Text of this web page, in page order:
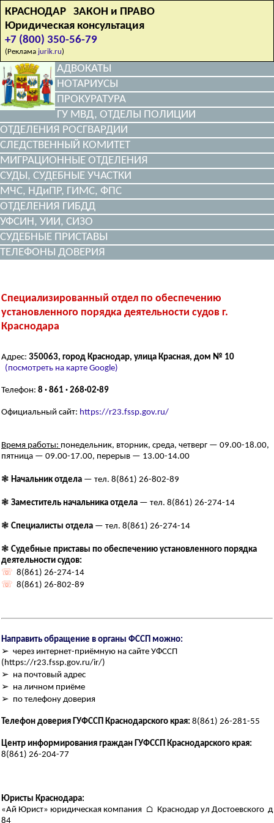
КРАСНОДАР ЗАКОН и ПРАВО
Юридическая консультация
+7 (800) 350-56-79
(Реклама jurik.ru)
АДВОКАТЫ
НОТАРИУСЫ
ПРОКУРАТУРА
ГУ МВД, ОТДЕЛЫ ПОЛИЦИИ
ОТДЕЛЕНИЯ РОСГВАРДИИ
СЛЕДСТВЕННЫЙ КОМИТЕТ
МИГРАЦИОННЫЕ ОТДЕЛЕНИЯ
СУДЫ, СУДЕБНЫЕ УЧАСТКИ
МЧС, НДиПР, ГИМС, ФПС
ОТДЕЛЕНИЯ ГИБДД
УФСИН, УИИ, СИЗО
СУДЕБНЫЕ ПРИСТАВЫ
ТЕЛЕФОНЫ ДОВЕРИЯ
Специализированный отдел по обеспечению
установленного порядка деятельности судов г.
Краснодара
Адрес: 350063, город Краснодар, улица Красная, дом № 10
(посмотреть на карте Google)
Телефон: 8 · 861 · 268·02·89
Официальный сайт: https://r23.fssp.gov.ru/
Время работы: понедельник, вторник, среда, четверг — 09.00-18.00,
пятница — 09.00-17.00, перерыв — 13.00-14.00
❃ Начальник отдела — тел. 8(861) 26-802-89
❃ Заместитель начальника отдела — тел. 8(861) 26-274-14
❃ Специалисты отдела — тел. 8(861) 26-274-14
❃ Судебные приставы по обеспечению установленного порядка
деятельности судов:
☏ 8(861) 26-274-14
☏ 8(861) 26-802-89
Направить обращение в органы ФССП можно:
➢ через интернет-приёмную на сайте УФССП
(https://r23.fssp.gov.ru/ir/)
➢ на почтовый адрес
➢ на личном приёме
➢ по телефону доверия
Телефон доверия ГУФССП Краснодарского края: 8(861) 26-281-55
Центр информирования граждан ГУФССП Краснодарского края:
8(861) 26-204-77
Юристы Краснодара:
«Ай Юрист» юридическая компания ⌂ Краснодар ул Достоевского д
84